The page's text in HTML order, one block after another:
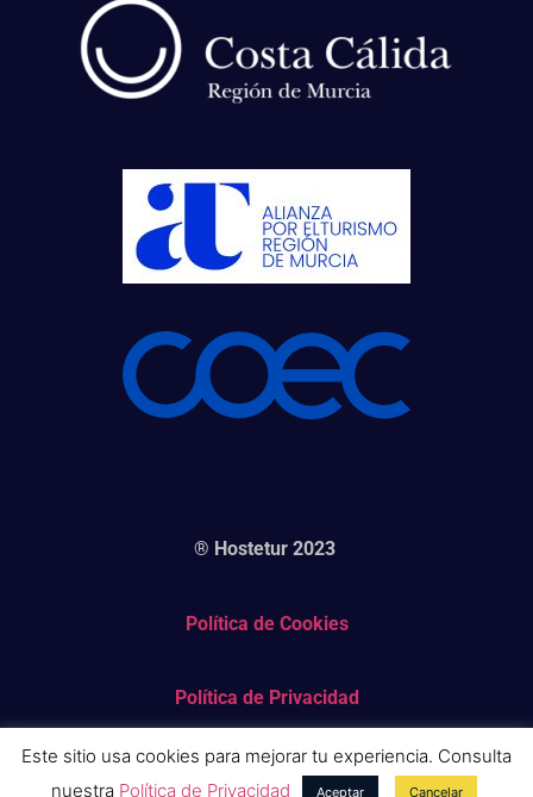
® Hostetur 2023
Política de Cookies
Política de Privacidad
Aviso Legal
Este sitio usa cookies para mejorar tu experiencia. Consulta
nuestra Política de Privacidad Aceptar Cancelar